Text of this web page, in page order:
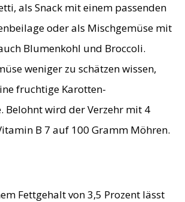
als Snack mit einem passenden
oder als Mischgemüse mit
Blumenkohl und Broccoli.
weniger zu schätzen wissen,
fruchtige Karotten-
Belohnt wird der Verzehr mit 4
B 7 auf 100 Gramm Möhren.
Fettgehalt von 3,5 Prozent lässt